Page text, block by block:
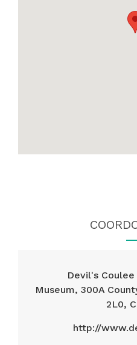
Devil's
Museum, 300A
2L0,
http://